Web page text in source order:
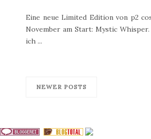
Eine neue Limited Edition von p2
November am Start: Mystic
ich ...
NEWER POSTS